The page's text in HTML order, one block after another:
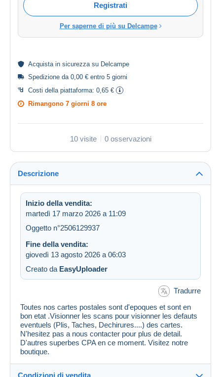
Registrati
Per saperne di più su Delcampe
Acquista in sicurezza su Delcampe
Spedizione da 0,00 € entro 5 giorni
Costi della piattaforma: 0,65 €
Rimangono 7 giorni 8 ore
10 visite 0 osservazioni
Descrizione
Inizio della vendita:
martedì 17 marzo 2026 a 11:09
Oggetto n°2506129937
Fine della vendita:
giovedì 13 agosto 2026 a 06:03
Creato da EasyUploader
Tradurre
Toutes nos cartes postales sont d'epoques et sont en
bon etat .Visionner les scans pour visionner les defauts
eventuels (Plis, Taches, Dechirures....) des cartes.
N'hesitez pas a nous contacter pour plus de detail.
D'autres superbes CPA en ce moment. Visitez notre
boutique.